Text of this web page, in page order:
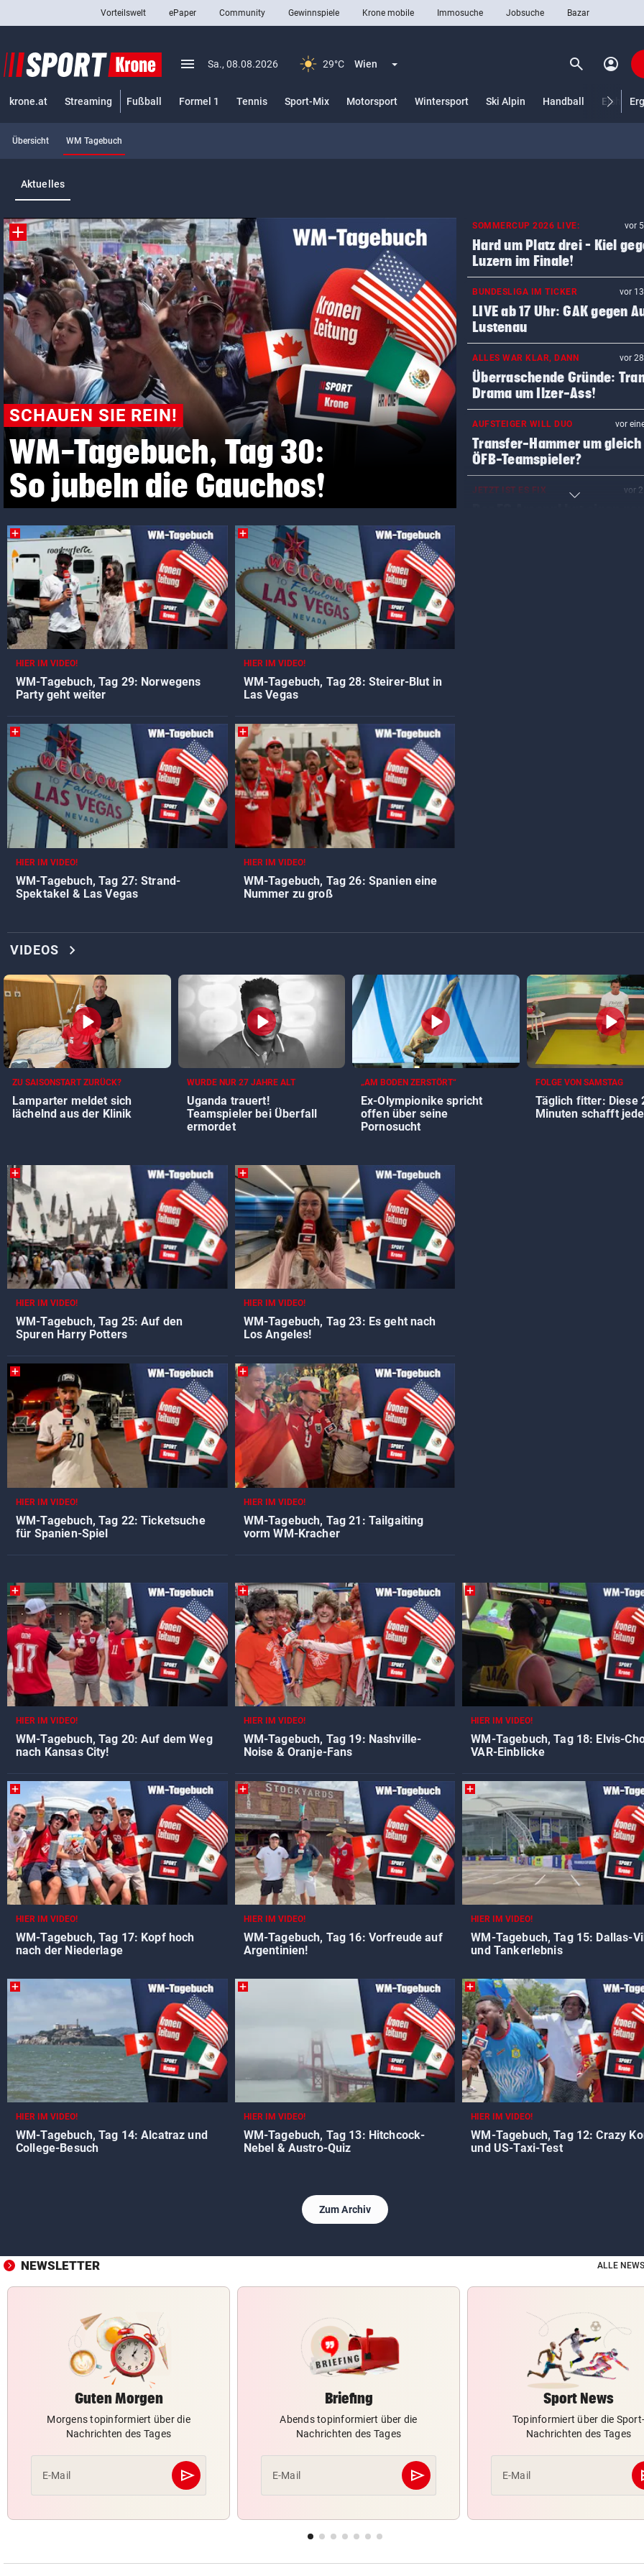
closeSchließen
Abonnieren
pin_drop
Wien arrow_right
bookmark
search
Suchbegriff
eingeben
© Krone Multimedia GmbH & Co KG 2026
Muthgasse 2, 1190 Wien
Vorteilswelt ePaper Community Gewinnspiele Krone mobile Immosuche Jobsuche Bazar
menu Menü aufklappen
Sa., 08.08.2026 29°C Wien Menü aufklappen search Suchen
account_circle
krone.at Streaming Fußball Formel 1 Tennis Sport-Mix Motorsport Wintersport Ski Alpin Handball
Übersicht WM Tagebuch
Aktuelles
SCHAUEN SIE REIN!
WM-Tagebuch, Tag 30:
So jubeln die Gauchos!
SOMMERCUP 2026 LIVE: vor
Hard um Platz drei – Kiel
Luzern im Finale!
BUNDESLIGA IM TICKER vor
LIVE ab 17 Uhr: GAK gegen
Lustenau
ALLES WAR KLAR, DANN vor
Überraschende Gründe:
Drama um Ilzer-Ass!
AUFSTEIGER WILL DUO vor
Transfer-Hammer um gleich
ÖFB-Teamspieler?
JETZT IST ES FIX vor
HIER IM VIDEO!
WM-Tagebuch, Tag 29: Norwegens
Party geht weiter
HIER IM VIDEO!
WM-Tagebuch, Tag 28: Steirer-Blut in
Las Vegas
HIER IM VIDEO!
WM-Tagebuch, Tag 27: Strand-
Spektakel & Las Vegas
HIER IM VIDEO!
WM-Tagebuch, Tag 26: Spanien eine
Nummer zu groß
VIDEOS chevron_right
ZU SAISONSTART ZURÜCK?
Lamparter meldet sich
lächelnd aus der Klinik
WURDE NUR 27 JAHRE ALT
Uganda trauert!
Teamspieler bei Überfall
ermordet
„AM BODEN ZERSTÖRT“
Ex-Olympionike spricht
offen über seine
Pornosucht
FOLGE VON SAMSTAG
Täglich fitter: Diese
Minuten schafft
HIER IM VIDEO!
WM-Tagebuch, Tag 25: Auf den
Spuren Harry Potters
HIER IM VIDEO!
WM-Tagebuch, Tag 23: Es geht nach
Los Angeles!
HIER IM VIDEO!
WM-Tagebuch, Tag 22: Ticketsuche
für Spanien-Spiel
HIER IM VIDEO!
WM-Tagebuch, Tag 21: Tailgaiting
vorm WM-Kracher
HIER IM VIDEO!
WM-Tagebuch, Tag 20: Auf dem Weg
nach Kansas City!
HIER IM VIDEO!
WM-Tagebuch, Tag 19: Nashville-
Noise & Oranje-Fans
HIER IM VIDEO!
WM-Tagebuch, Tag 18: Elvis-
VAR-Einblicke
HIER IM VIDEO!
WM-Tagebuch, Tag 17: Kopf hoch
nach der Niederlage
HIER IM VIDEO!
WM-Tagebuch, Tag 16: Vorfreude auf
Argentinien!
HIER IM VIDEO!
WM-Tagebuch, Tag 15: Dallas-
und Tankerlebnis
HIER IM VIDEO!
WM-Tagebuch, Tag 14: Alcatraz und
College-Besuch
HIER IM VIDEO!
WM-Tagebuch, Tag 13: Hitchcock-
Nebel & Austro-Quiz
HIER IM VIDEO!
WM-Tagebuch, Tag 12: Crazy
und US-Taxi-Test
Zum Archiv
NEWSLETTER ALLE
Guten Morgen
Morgens topinformiert über die
Nachrichten des Tages
E-Mail send
Abschicken
Briefing
Abends topinformiert über die
Nachrichten des Tages
E-Mail send
Abschicken
Sport News
Topinformiert über die Sport-
Nachrichten des Tages
E-Mail